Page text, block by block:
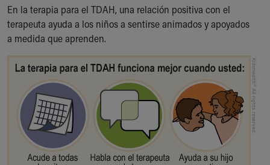
Medical Records
Symptom Checker
Skip to main content
En la terapia para el TDAH, una relación positiva con el
terapeuta ayuda a los niños a sentirse animados y apoyados
a medida que aprenden.